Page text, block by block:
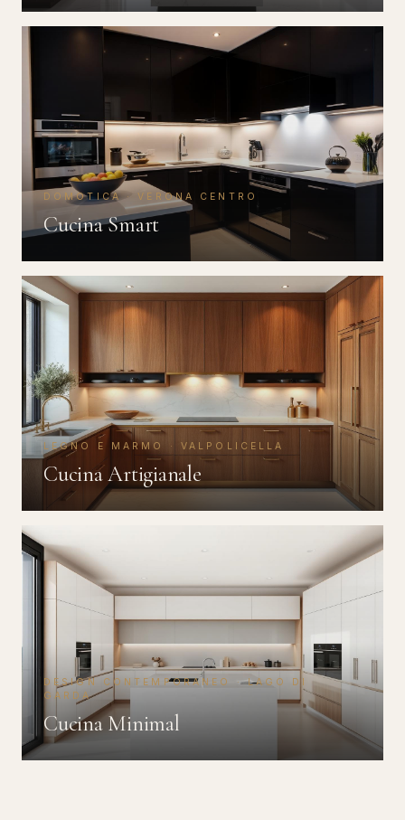
DOMOTICA · VERONA CENTRO
Cucina Smart
LEGNO E MARMO · VALPOLICELLA
Cucina Artigianale
DESIGN CONTEMPORANEO · LAGO DI
GARDA
Cucina Minimal